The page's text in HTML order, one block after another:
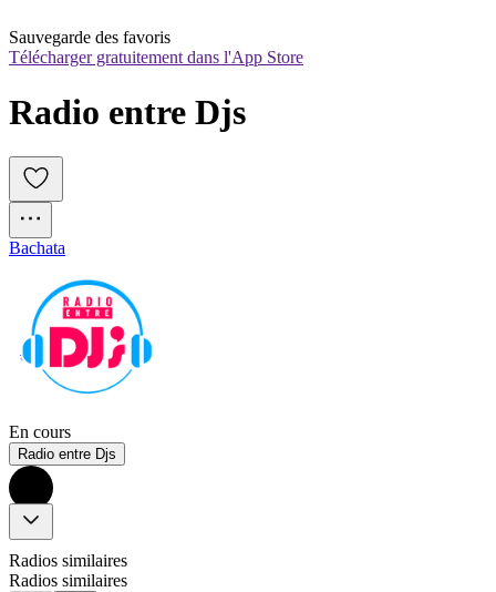
Sauvegarde des favoris
Télécharger gratuitement dans l'App Store
Radio entre Djs
Bachata
En cours
Radio entre Djs
Radios similaires
Radios similaires